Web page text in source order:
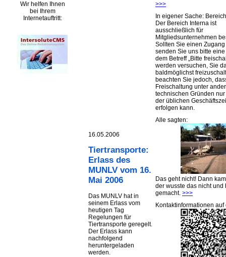
Wir helfen Ihnen
bei Ihrem
Internetauftritt:
16.05.2006
Tiertransporte:
Erlass des
MUNLV vom 16.
Mai 2006
Das MUNLV hat in
seinem Erlass vom
heutigen Tag
Regelungen für
Tiertransporte geregelt.
Der Erlass kann
nachfolgend
heruntergeladen
werden.
>>>
In eigener Sache:
Der Bereich Interna ist
ausschließlich für
Mitgliedsunternehmen
Sollten Sie einen
senden Sie uns bitte
dem Betreff „Bitte
werden versuchen, Sie
baldmöglichst
beachten Sie jedoch,
Freischaltung unter
technischen Gründen
der üblichen
erfolgen kann.
Alle sagten:
Das geht nicht! Dann
der wusste das nicht und
gemacht. >>>
Kontaktinformationen